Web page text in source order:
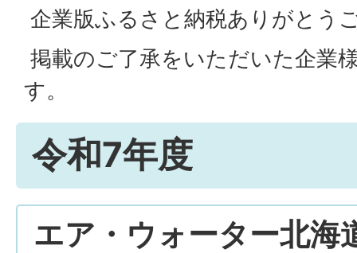
企業版ふるさと納税ありがとう
掲載のご了承をいただいた企業
す。
令和7年度
エア・ウォーター北海